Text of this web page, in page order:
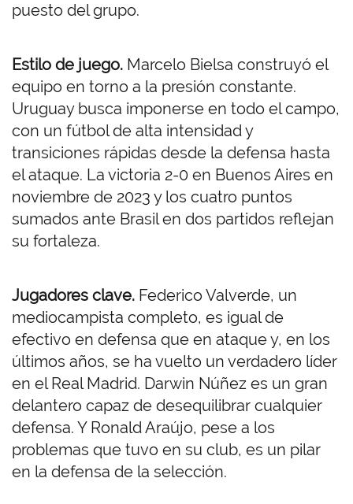
puesto del grupo.
Estilo de juego. Marcelo Bielsa construyó el
equipo en torno a la presión constante.
Uruguay busca imponerse en todo el campo,
con un fútbol de alta intensidad y
transiciones rápidas desde la defensa hasta
el ataque. La victoria 2-0 en Buenos Aires en
noviembre de 2023 y los cuatro puntos
sumados ante Brasil en dos partidos reflejan
su fortaleza.
Jugadores clave. Federico Valverde, un
mediocampista completo, es igual de
efectivo en defensa que en ataque y, en los
últimos años, se ha vuelto un verdadero líder
en el Real Madrid. Darwin Núñez es un gran
delantero capaz de desequilibrar cualquier
defensa. Y Ronald Araújo, pese a los
problemas que tuvo en su club, es un pilar
en la defensa de la selección.